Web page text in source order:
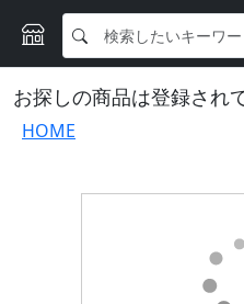
お探しの商品は登録され
HOME